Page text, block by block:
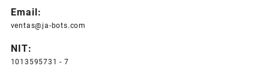
Email:
ventas@ja-bots.com
NIT:
1013595731 - 7